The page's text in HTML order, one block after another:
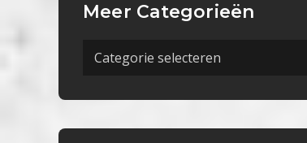
Meer Categorieën
Meer